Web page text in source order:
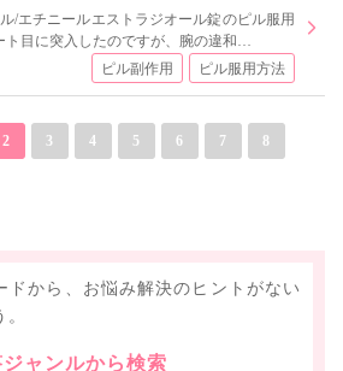
/エチニールエストラジオール錠のピル服用
ト目に突入したのですが、腕の違和…
ピル副作用 ピル服用方法
2 3 4 5 6 7 8
ドから、お悩み解決のヒントがない
ジャンルから検索